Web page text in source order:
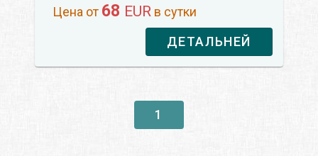
Цена от 68 EUR в сутки
ДЕТАЛЬНЕЙ
1